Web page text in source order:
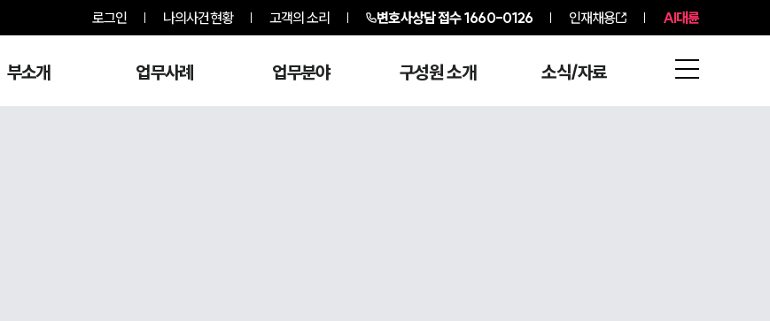
로그인 나의사건현황 고객의 소리 변호사상담 접수1660-0126 인재채용 AI대륜
부소개 업무사례 업무분야 구성원 소개 소식/자료